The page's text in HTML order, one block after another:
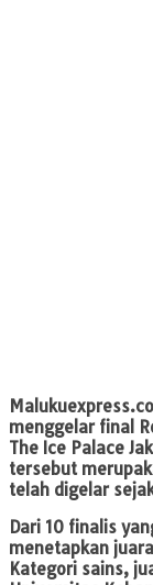
menggelar final
The Ice Palace
tersebut
telah digelar
Dari 10 finalis
menetapkan
Kategori sains,